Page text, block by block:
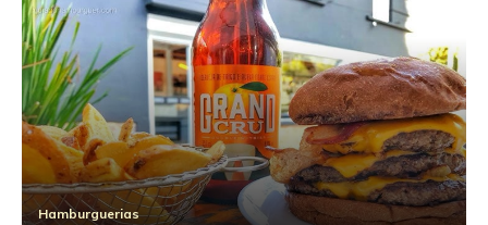
Hamburguerias